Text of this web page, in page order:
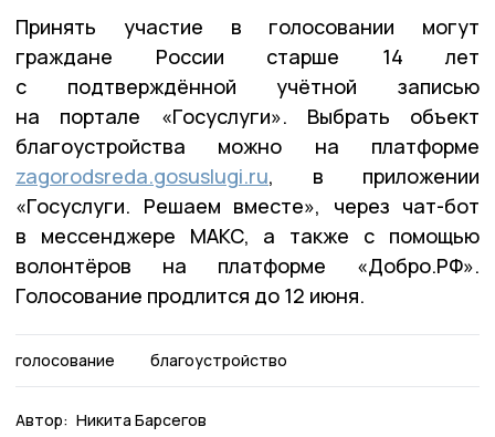
Принять участие в голосовании могут
граждане России старше 14 лет
с подтверждённой учётной записью
на портале «Госуслуги». Выбрать объект
благоустройства можно на платформе
zagorodsreda.gosuslugi.ru, в приложении
«Госуслуги. Решаем вместе», через чат-бот
в мессенджере МАКС, а также с помощью
волонтёров на платформе «Добро.РФ».
Голосование продлится до 12 июня.
голосование благоустройство
Автор: Никита Барсегов